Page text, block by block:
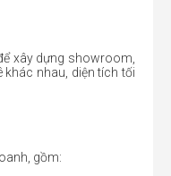
xây dựng showroom,
nhau, diện tích tối
gồm: